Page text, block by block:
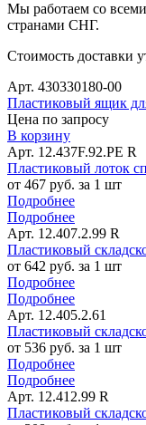
Мы работаем со
странами СНГ.
Стоимость доставки
Арт. 430330180-00
Пластиковый ящик
Цена по запросу
В корзину
Арт. 12.437F.92.PE R
Пластиковый лоток
от 467 руб. за 1 шт
Подробнее
Подробнее
Арт. 12.407.2.99 R
Пластиковый
от 642 руб. за 1 шт
Подробнее
Подробнее
Арт. 12.405.2.61
Пластиковый
от 536 руб. за 1 шт
Подробнее
Подробнее
Арт. 12.412.99 R
Пластиковый